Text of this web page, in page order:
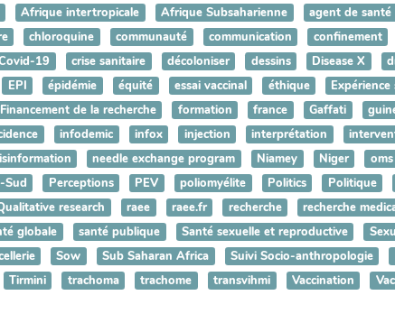
Afrique intertropicale Afrique Subsaharienne agent de
chloroquine communauté communication confinement
19 crise sanitaire décoloniser dessins Disease X
EPI épidémie équité essai vaccinal éthique Expérience
Financement de la recherche formation france Gaffati
infodemic infox injection interprétation
needle exchange program Niamey Niger oms
Sud Perceptions PEV poliomyélite Politics Politique
research raee raee.fr recherche recherche
globale santé publique Santé sexuelle et reproductive
Sow Sub Saharan Africa Suivi Socio-anthropologie
Tirmini trachoma trachome transvihmi Vaccination